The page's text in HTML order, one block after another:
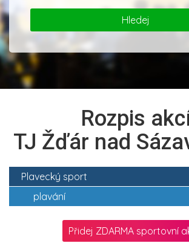
Rozpis
TJ Žďár nad
Plavecký sport
plavání
Přidej ZDARMA sportovní